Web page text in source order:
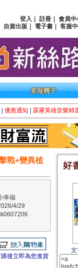
登入 註冊 會員中
自資出版 電子書 客服
優惠通知 霹靂英雄音樂精
戰+變異植
幸福
4/29
後立即為您進貨